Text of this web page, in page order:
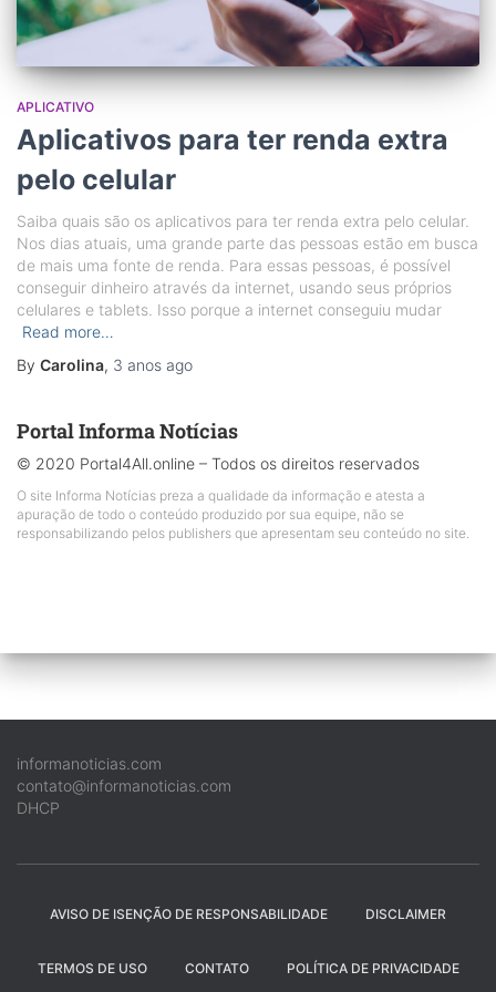
APLICATIVO
Aplicativos para ter renda extra
pelo celular
Saiba quais são os aplicativos para ter renda extra pelo celular.
Nos dias atuais, uma grande parte das pessoas estão em busca
de mais uma fonte de renda. Para essas pessoas, é possível
conseguir dinheiro através da internet, usando seus próprios
celulares e tablets. Isso porque a internet conseguiu mudar
Read more…
By Carolina, 3 anos ago
Portal Informa Notícias
© 2020 Portal4All.online – Todos os direitos reservados
O site Informa Notícias preza a qualidade da informação e atesta a
apuração de todo o conteúdo produzido por sua equipe, não se
responsabilizando pelos publishers que apresentam seu conteúdo no site.
informanoticias.com
contato@informanoticias.com
DHCP
AVISO DE ISENÇÃO DE RESPONSABILIDADE DISCLAIMER
TERMOS DE USO CONTATO POLÍTICA DE PRIVACIDADE